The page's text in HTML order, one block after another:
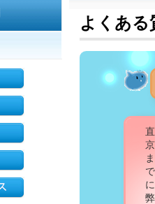
よくある